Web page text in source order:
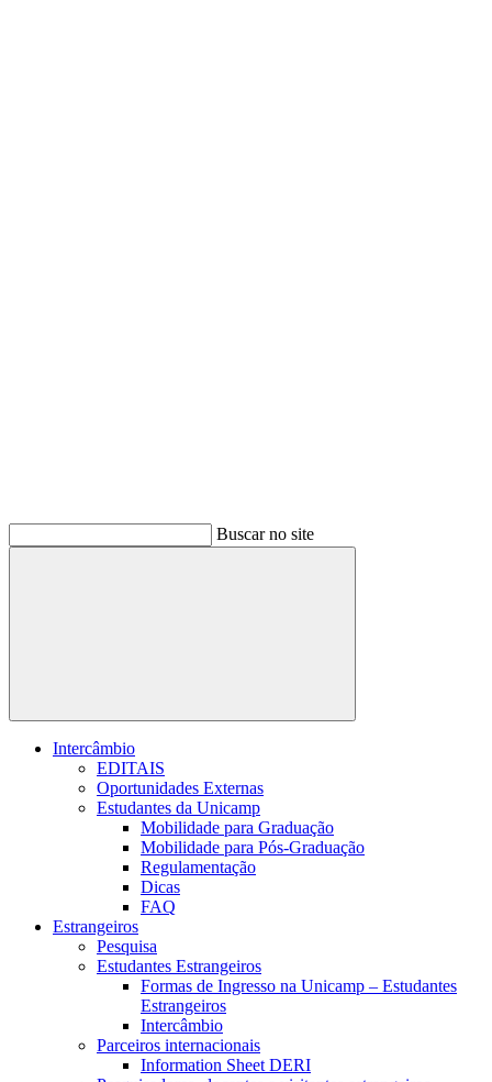
Buscar no site
Buscar
Intercâmbio
EDITAIS
Oportunidades Externas
Estudantes da Unicamp
Mobilidade para Graduação
Mobilidade para Pós-Graduação
Regulamentação
Dicas
FAQ
Estrangeiros
Pesquisa
Estudantes Estrangeiros
Formas de Ingresso na Unicamp – Estudantes
Estrangeiros
Intercâmbio
Parceiros internacionais
Information Sheet DERI